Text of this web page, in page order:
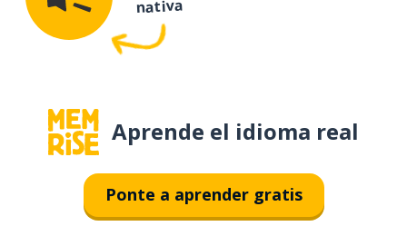
nativa
Aprende el idioma real
Ponte a aprender gratis